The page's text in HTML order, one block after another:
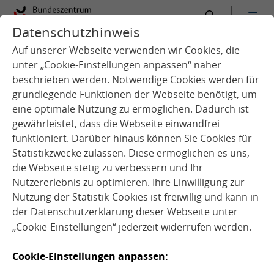
Datenschutzhinweis
Auf unserer Webseite verwenden wir Cookies, die
unter „Cookie-Einstellungen anpassen“ näher
beschrieben werden. Notwendige Cookies werden für
grundlegende Funktionen der Webseite benötigt, um
eine optimale Nutzung zu ermöglichen. Dadurch ist
gewährleistet, dass die Webseite einwandfrei
funktioniert. Darüber hinaus können Sie Cookies für
Statistikzwecke zulassen. Diese ermöglichen es uns,
die Webseite stetig zu verbessern und Ihr
Nutzererlebnis zu optimieren. Ihre Einwilligung zur
Nutzung der Statistik-Cookies ist freiwillig und kann in
der Datenschutzerklärung dieser Webseite unter
„Cookie-Einstellungen“ jederzeit widerrufen werden.
Cookie-Einstellungen anpassen:
:
24.04.2024